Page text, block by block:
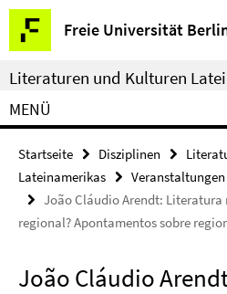
Springe
direkt
zu
Inhalt
Freie Universität
Service-
Navigation
Literaturen und Kulturen
MENÜ
Startseite Disziplinen
Lateinamerikas
Veranstaltungen
João Cláudio Arendt:
regional? Apontamentos sobre
João Cláudio